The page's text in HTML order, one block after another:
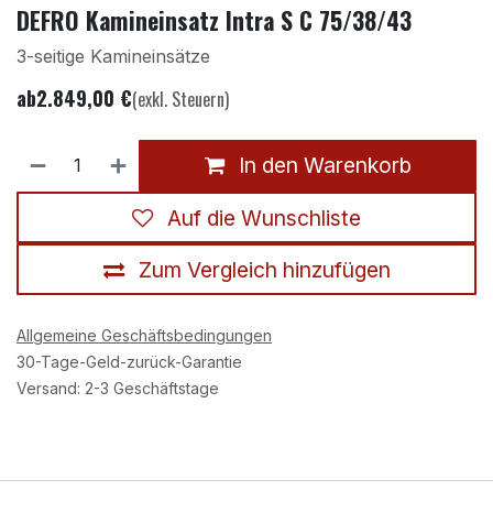
DEFRO Kamineinsatz Intra S C 75/38/43
3-seitige Kamineinsätze
ab2.849,00 €(exkl. Steuern)
In den Warenkorb
Zum Vergleich hinzufügen
Auf die Wunschliste
Allgemeine Geschäftsbedingungen
30-Tage-Geld-zurück-Garantie
Versand: 2-3 Geschäftstage